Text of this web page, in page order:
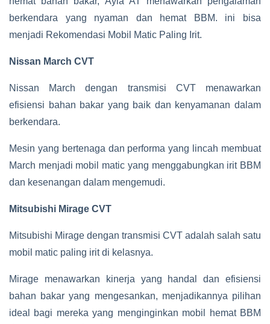
berkendara yang nyaman dan hemat BBM. ini bisa
menjadi Rekomendasi Mobil Matic Paling Irit.
Nissan March CVT
Nissan March dengan transmisi CVT menawarkan
efisiensi bahan bakar yang baik dan kenyamanan dalam
berkendara.
Mesin yang bertenaga dan performa yang lincah membuat
March menjadi mobil matic yang menggabungkan irit BBM
dan kesenangan dalam mengemudi.
Mitsubishi Mirage CVT
Mitsubishi Mirage dengan transmisi CVT adalah salah satu
mobil matic paling irit di kelasnya.
Mirage menawarkan kinerja yang handal dan efisiensi
bahan bakar yang mengesankan, menjadikannya pilihan
ideal bagi mereka yang menginginkan mobil hemat BBM